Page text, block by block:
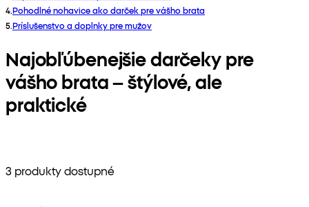
4.Pohodlné nohavice ako darček pre vášho brata
5.Príslušenstvo a doplnky pre mužov
Najobľúbenejšie darčeky pre
vášho brata – štýlové, ale
praktické
3 produkty dostupné